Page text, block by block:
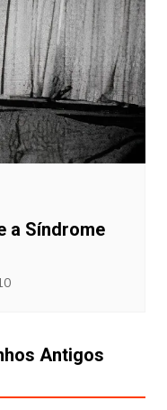
a Síndrome
Antigos